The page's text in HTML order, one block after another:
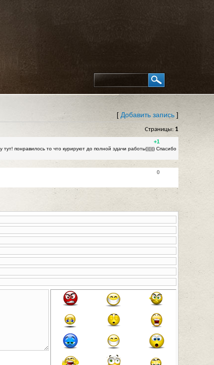
[ Добавить запись ]
Страницы: 1
+1
понравилось то что курируют до полной здачи работы)))))) Спасибо
0